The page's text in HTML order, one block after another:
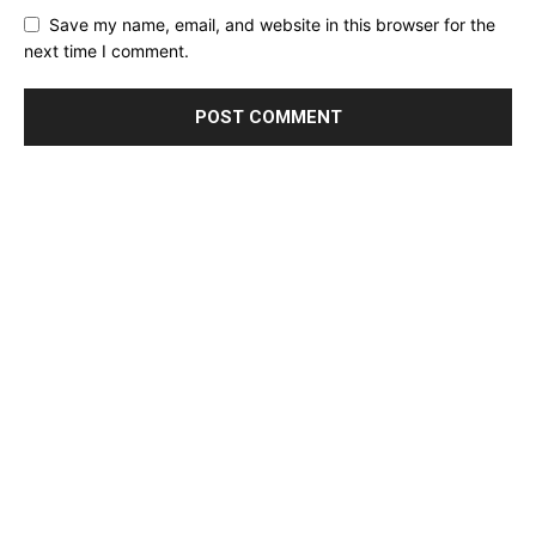
Save my name, email, and website in this browser for the
next time I comment.